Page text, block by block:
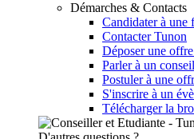
Démarches & Contacts
Candidater à une
Contacter Tunon
Déposer une
Parler à un
Postuler à une
S'inscrire à un
Télécharger la